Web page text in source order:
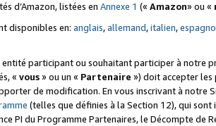
d’Amazon, listées en Annexe 1 (« Amazon» ou «
disponibles en: anglais,allemand,italien,
entité participant ou souhaitant participer à notre
« vous» ou un « Partenaire ») doit accepter les
de modification. En vous inscrivant à notre
(telles que définies à la Section 12), qui
PI du Programme Partenaires, le Décompte de